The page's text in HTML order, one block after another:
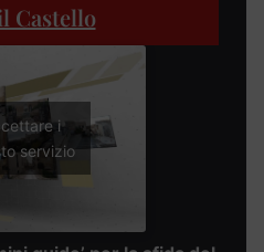
Castello
i
servizio